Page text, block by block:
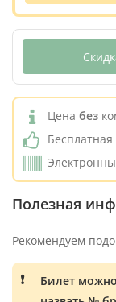
Цена без
Полезная
Рекомендуем
Билет